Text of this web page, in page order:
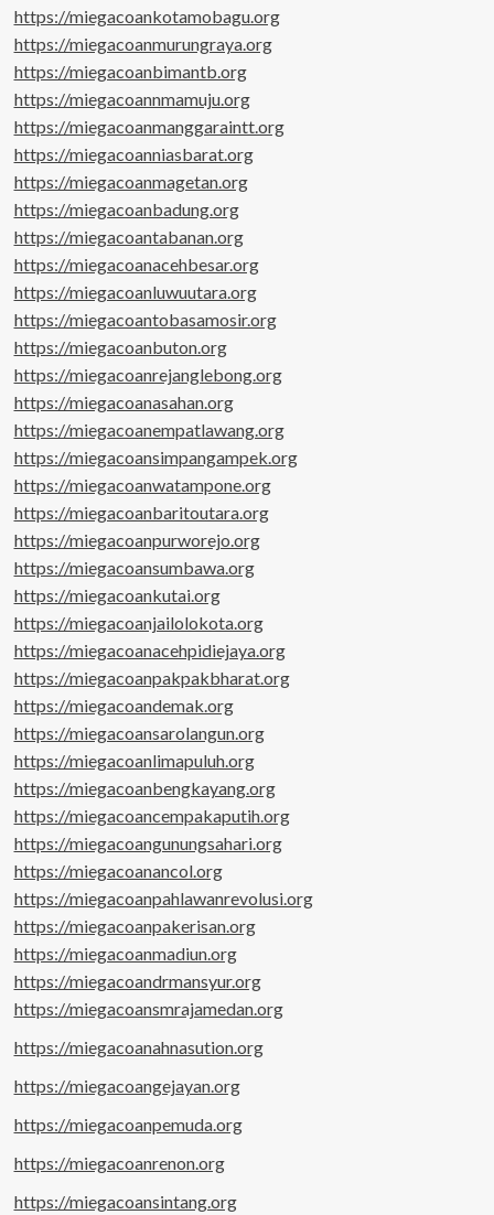
https://miegacoankotamobagu.org
https://miegacoanmurungraya.org
https://miegacoanbimantb.org
https://miegacoannmamuju.org
https://miegacoanmanggaraintt.org
https://miegacoanniasbarat.org
https://miegacoanmagetan.org
https://miegacoanbadung.org
https://miegacoantabanan.org
https://miegacoanacehbesar.org
https://miegacoanluwuutara.org
https://miegacoantobasamosir.org
https://miegacoanbuton.org
https://miegacoanrejanglebong.org
https://miegacoanasahan.org
https://miegacoanempatlawang.org
https://miegacoansimpangampek.org
https://miegacoanwatampone.org
https://miegacoanbaritoutara.org
https://miegacoanpurworejo.org
https://miegacoansumbawa.org
https://miegacoankutai.org
https://miegacoanjailolokota.org
https://miegacoanacehpidiejaya.org
https://miegacoanpakpakbharat.org
https://miegacoandemak.org
https://miegacoansarolangun.org
https://miegacoanlimapuluh.org
https://miegacoanbengkayang.org
https://miegacoancempakaputih.org
https://miegacoangunungsahari.org
https://miegacoanancol.org
https://miegacoanpahlawanrevolusi.org
https://miegacoanpakerisan.org
https://miegacoanmadiun.org
https://miegacoandrmansyur.org
https://miegacoansmrajamedan.org
https://miegacoanahnasution.org
https://miegacoangejayan.org
https://miegacoanpemuda.org
https://miegacoanrenon.org
https://miegacoansintang.org